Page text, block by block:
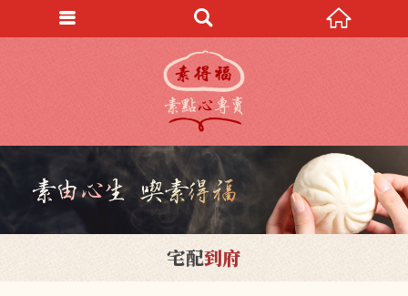
宅配到府